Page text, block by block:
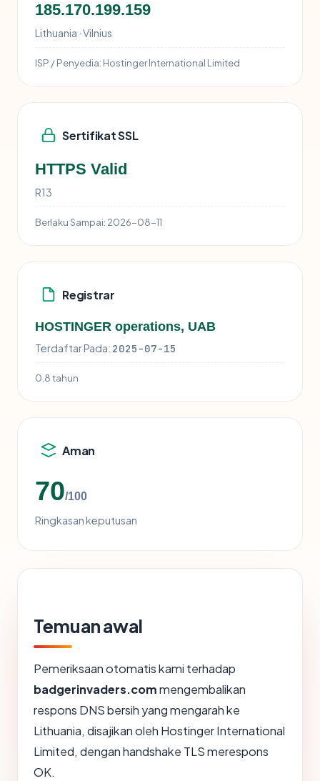
185.170.199.159
Lithuania · Vilnius
ISP / Penyedia: Hostinger International Limited
Sertifikat SSL
HTTPS Valid
R13
Berlaku Sampai: 2026-08-11
Registrar
HOSTINGER operations, UAB
Terdaftar Pada: 2025-07-15
0.8 tahun
Aman
70/100
Ringkasan keputusan
Temuan awal
Pemeriksaan otomatis kami terhadap
badgerinvaders.commengembalikan
respons DNS bersih yang mengarah ke
Lithuania, disajikan oleh Hostinger International
Limited, dengan handshake TLS merespons
OK.